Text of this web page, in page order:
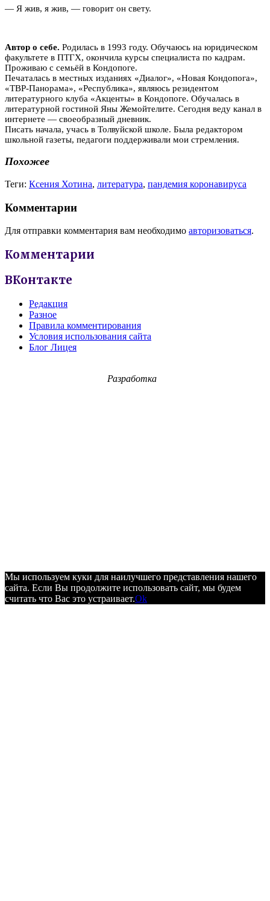
— Я жив, я жив, — говорит он свету.
Автор о себе. Родилась в 1993 году. Обучаюсь на юридическом
факультете в ПТГХ, окончила курсы специалиста по кадрам.
Проживаю с семьёй в Кондопоге.
Печаталась в местных изданиях «Диалог», «Новая Кондопога»,
«ТВР-Панорама», «Республика», являюсь резидентом
литературного клуба «Акценты» в Кондопоге. Обучалась в
литературной гостиной Яны Жемойтелите. Сегодня веду канал в
интернете — своеобразный дневник.
Писать начала, учась в Толвуйской школе. Была редактором
школьной газеты, педагоги поддерживали мои стремления.
Похожее
Теги: Ксения Хотина, литература, пандемия коронавируса
Комментарии
Для отправки комментария вам необходимо авторизоваться.
Комментарии
ВКонтакте
Редакция
Разное
Правила комментирования
Условия использования сайта
Блог Лицея
Разработка
Мы используем куки для наилучшего представления нашего
сайта. Если Вы продолжите использовать сайт, мы будем
считать что Вас это устраивает.Ok